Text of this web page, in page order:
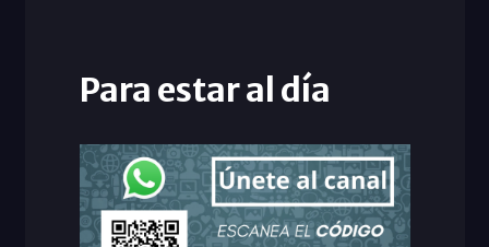
Para estar al día